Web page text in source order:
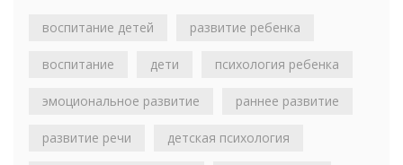
воспитание детей развитие ребенка
воспитание дети психология ребенка
эмоциональное развитие раннее развитие
развитие речи детская психология